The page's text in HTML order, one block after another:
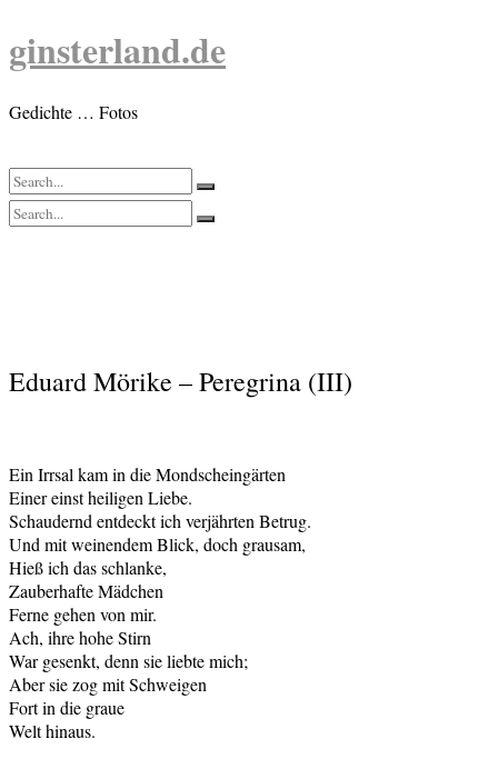
Skip
to
ginsterland.de
Gedichte … Fotos
Eduard Mörike – Peregrina (III)
Ein Irrsal kam in die Mondscheingärten
Einer einst heiligen Liebe.
Schaudernd entdeckt ich verjährten Betrug.
Und mit weinendem Blick, doch grausam,
Hieß ich das schlanke,
Zauberhafte Mädchen
Ferne gehen von mir.
Ach, ihre hohe Stirn
War gesenkt, denn sie liebte mich;
Aber sie zog mit Schweigen
Fort in die graue
Welt hinaus.